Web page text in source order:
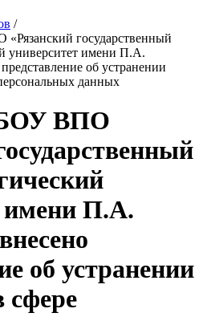
/
государственный
университет имени П.А.
об устранении
данных
ВПО
имени П.А.
об устранении
сфере